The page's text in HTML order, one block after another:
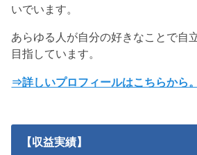
いでいます。
あらゆる人が自分の好きなことで自
目指しています。
⇒詳しいプロフィールはこちらから。
【収益実績】